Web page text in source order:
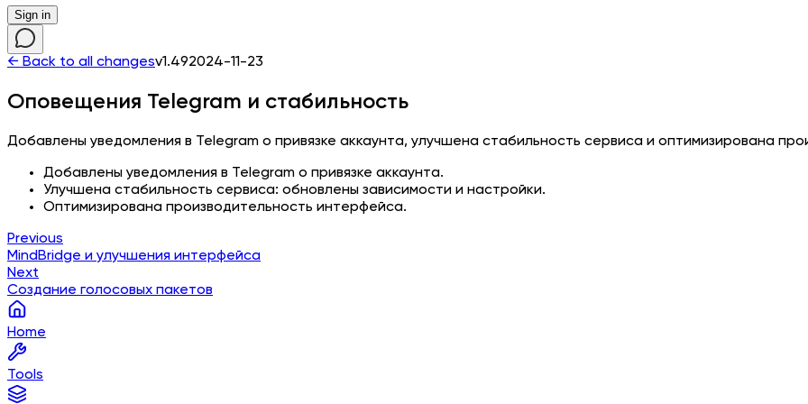
Sign in
← Back to all changesv1.492024-11-23
Оповещения Telegram и стабильность
Добавлены уведомления в Telegram о привязке аккаунта, улучшена стабильность сервиса и оптимизирована
Добавлены уведомления в Telegram о привязке аккаунта.
Улучшена стабильность сервиса: обновлены зависимости и настройки.
Оптимизирована производительность интерфейса.
Previous
MindBridge и улучшения интерфейса
Next
Создание голосовых пакетов
Home
Tools